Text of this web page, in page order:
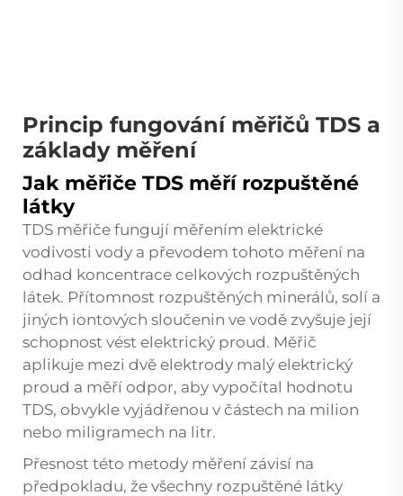
Princip fungování měřičů TDS a
základy měření
Jak měřiče TDS měří rozpuštěné
látky
TDS měřiče fungují měřením elektrické
vodivosti vody a převodem tohoto měření na
odhad koncentrace celkových rozpuštěných
látek. Přítomnost rozpuštěných minerálů, solí a
jiných iontových sloučenin ve vodě zvyšuje její
schopnost vést elektrický proud. Měřič
aplikuje mezi dvě elektrody malý elektrický
proud a měří odpor, aby vypočítal hodnotu
TDS, obvykle vyjádřenou v částech na milion
nebo miligramech na litr.
Přesnost této metody měření závisí na
předpokladu, že všechny rozpuštěné látky